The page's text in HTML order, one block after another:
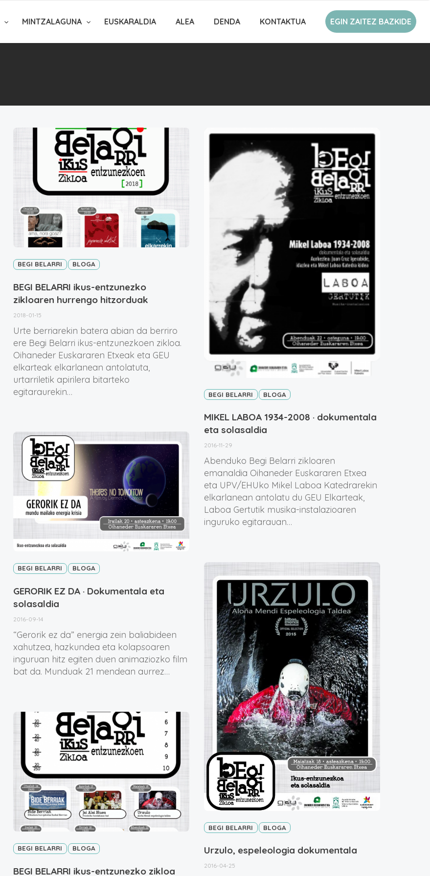
MINTZALAGUNA EUSKARALDIA ALEA DENDA KONTAKTUA EGIN ZAITEZ BAZKIDE
BEGI BELARRI BLOGA
BEGI BELARRI ikus-entzunezko
zikloaren hurrengo hitzorduak
2018-01-15
Urte berriarekin batera abian da berriro
ere Begi Belarri ikus-entzunezkoen zikloa.
Oihaneder Euskararen Etxeak eta GEU
elkarteak elkarlanean antolatuta,
urtarriletik apirilera bitarteko
egitaraurekin…
BEGI BELARRI BLOGA
MIKEL LABOA 1934-2008 · dokumentala
eta solasaldia
2016-11-29
Abenduko Begi Belarri zikloaren
emanaldia Oihaneder Euskararen Etxea
eta UPV/EHUko Mikel Laboa Katedrarekin
elkarlanean antolatu du GEU Elkarteak,
Laboa Gertutik musika-instalazioaren
inguruko egitarauan…
BEGI BELARRI BLOGA
GERORIK EZ DA · Dokumentala eta
solasaldia
2016-09-14
“Gerorik ez da” energia zein baliabideen
xahutzea, hazkundea eta kolapsoaren
inguruan hitz egiten duen animaziozko film
bat da. Munduak 21 mendean aurrez…
BEGI BELARRI BLOGA
Urzulo, espeleologia dokumentala
2016-04-25
BEGI BELARRI BLOGA
BEGI BELARRI ikus-entzunezko zikloa